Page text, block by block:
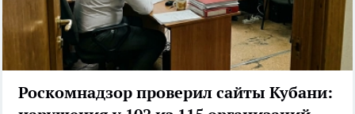
Роскомнадзор проверил сайты Кубани: